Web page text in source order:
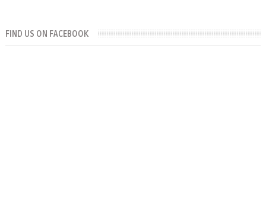
FIND US ON FACEBOOK